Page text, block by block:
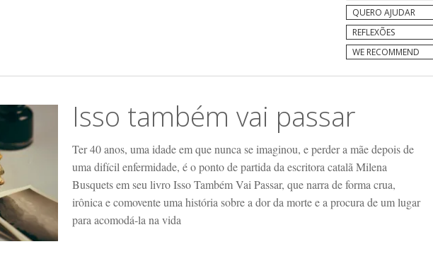
QUERO AJUDAR
REFLEXÕES
WE RECOMMEND
Isso também vai passar
Ter 40 anos, uma idade em que nunca se imaginou, e perder a mãe depois de
uma difícil enfermidade, é o ponto de partida da escritora catalã Milena
Busquets em seu livro Isso Também Vai Passar, que narra de forma crua,
irônica e comovente uma história sobre a dor da morte e a procura de um lugar
para acomodá-la na vida